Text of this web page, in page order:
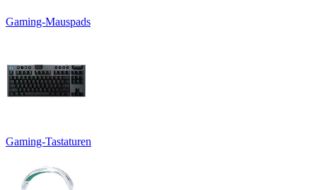
Gaming-Mauspads
Gaming-Tastaturen